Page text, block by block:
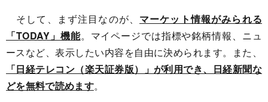
そして、まず注目なのが、 マーケット情報がみられる
「TODAY」機能。マイページでは指標や銘柄情報、ニュ
ースなど、表示したい内容を自由に決められます。また、
「日経テレコン（楽天証券版）」が利用でき、日経新聞な
どを無料で読めます。